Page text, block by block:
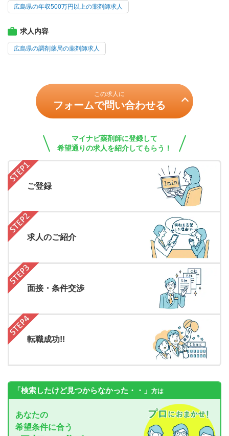
広島県の年収500万円以上の薬剤師求人
求人内容
広島県の調剤薬局の薬剤師求人
この求人に
フォームで問い合わせる
マイナビ薬剤師に登録して
希望通りの求人を紹介してもらう！
ご登録
求人のご紹介
面接・条件交渉
転職成功!!
「検索したけど見つからなかった・・」 方は
あなたの
希望条件に合う